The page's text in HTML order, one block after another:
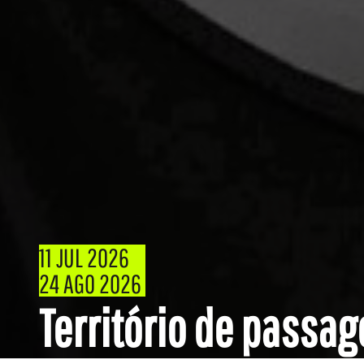
11 JUL 2026
24 AGO 2026
Território de